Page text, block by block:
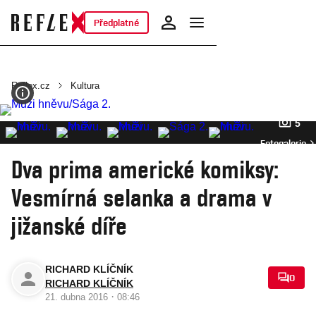
Předplatné
Reflex.cz Kultura
5
Fotogalerie
Dva prima americké komiksy:
Vesmírná selanka a drama v
jižanské díře
RICHARD KLÍČNÍK
RICHARD KLÍČNÍK
21. dubna 2016 · 08:46
0